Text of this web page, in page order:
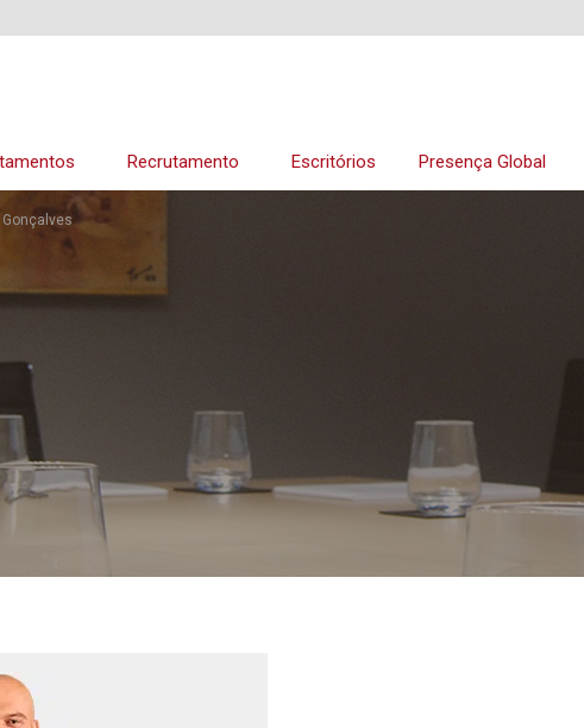
Recrutamento Escritórios Presença Global
Gonçalves